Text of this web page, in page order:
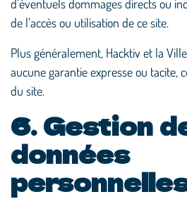
d’éventuels dommages directs ou
de l’accès ou utilisation de ce site.
Plus généralement, Hacktiv et la
aucune garantie expresse ou tacite,
du site.
6. Gestion
données